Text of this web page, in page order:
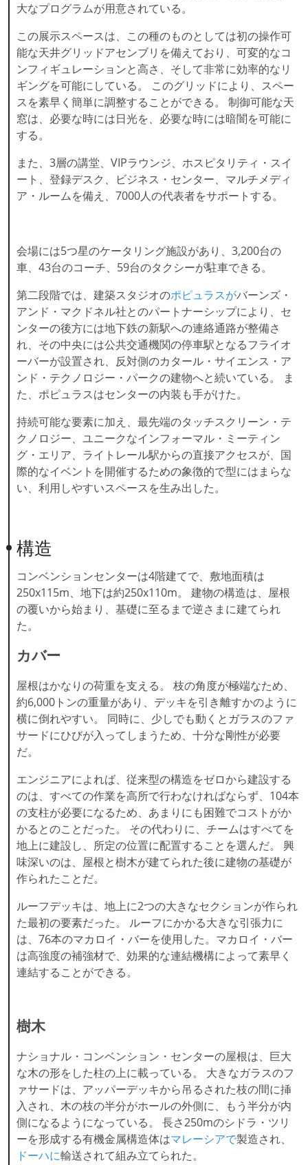
大なプログラムが用意されている。
この展示スペースは、この種のものとしては初の操作可
能な天井グリッドアセンブリを備えており、可変的なコ
ンフィギュレーションと高さ、そして非常に効率的なリ
ギングを可能にしている。 このグリッドにより、スペー
スを素早く簡単に調整することができる。 制御可能な天
窓は、必要な時には日光を、必要な時には暗闇を可能に
する。
また、3層の講堂、VIPラウンジ、ホスピタリティ・スイ
ート、登録デスク、ビジネス・センター、マルチメディ
ア・ルームを備え、7000人の代表者をサポートする。
会場には5つ星のケータリング施設があり、3,200台の
車、43台のコーチ、59台のタクシーが駐車できる。
第二段階では、建築スタジオのポピュラスがバーンズ・
アンド・マクドネル社とのパートナーシップにより、セ
ンターの後方には地下鉄の新駅への連絡通路が整備さ
れ、その中央には公共交通機関の停車駅となるフライオ
ーバーが設置され、反対側のカタール・サイエンス・ア
ンド・テクノロジー・パークの建物へと続いている。 ま
た、ポピュラスはセンターの内装も手がけた。
持続可能な要素に加え、最先端のタッチスクリーン・テ
クノロジー、ユニークなインフォーマル・ミーティン
グ・エリア、ライトレール駅からの直接アクセスが、国
際的なイベントを開催するための象徴的で型にはまらな
い、利用しやすいスペースを生み出した。
構造
コンベンションセンターは4階建てで、敷地面積は
250x115m、地下は約250x110m。 建物の構造は、屋根
の覆いから始まり、基礎に至るまで逆さまに建てられ
た。
カバー
屋根はかなりの荷重を支える。 枝の角度が極端なため、
約6,000トンの重量があり、デッキを引き離すかのように
横に倒れやすい。 同時に、少しでも動くとガラスのファ
サードにひびが入ってしまうため、十分な剛性が必要
だ。
エンジニアによれば、従来型の構造をゼロから建設する
のは、すべての作業を高所で行わなければならず、104本
の支柱が必要になるため、あまりにも困難でコストがか
かるとのことだった。 その代わりに、チームはすべてを
地上に建設し、所定の位置に配置することを選んだ。 興
味深いのは、屋根と樹木が建てられた後に建物の基礎が
作られたことだ。
ルーフデッキは、地上に2つの大きなセクションが作られ
た最初の要素だった。 ルーフにかかる大きな引張力に
は、76本のマカロイ・バーを使用した。マカロイ・バー
は高強度の補強材で、効果的な連結機構によって素早く
連結することができる。
樹木
ナショナル・コンベンション・センターの屋根は、巨大
な木の形をした柱の上に載っている。 大きなガラスのフ
ァサードは、アッパーデッキから吊るされた枝の間に挿
入され、木の枝の半分がホールの外側に、もう半分が内
側になるようになっている。 長さ250mのシドラ・ツリ
ーを形成する有機金属構造体はマレーシアで製造され、
ドーハに輸送されて組み立てられた。